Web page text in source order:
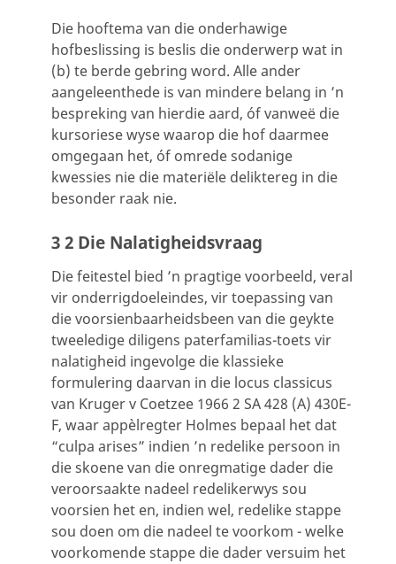
Die hooftema van die onderhawige
hofbeslissing is beslis die onderwerp wat in
(b) te berde gebring word. Alle ander
aangeleenthede is van mindere belang in ’n
bespreking van hierdie aard, óf vanweë die
kursoriese wyse waarop die hof daarmee
omgegaan het, óf omrede sodanige
kwessies nie die materiële deliktereg in die
besonder raak nie.
3 2 Die Nalatigheidsvraag
Die feitestel bied ’n pragtige voorbeeld, veral
vir onderrigdoeleindes, vir toepassing van
die voorsienbaarheidsbeen van die geykte
tweeledige diligens paterfamilias-toets vir
nalatigheid ingevolge die klassieke
formulering daarvan in die locus classicus
van Kruger v Coetzee 1966 2 SA 428 (A) 430E-
F, waar appèlregter Holmes bepaal het dat
“culpa arises” indien ’n redelike persoon in
die skoene van die onregmatige dader die
veroorsaakte nadeel redelikerwys sou
voorsien het en, indien wel, redelike stappe
sou doen om die nadeel te voorkom - welke
voorkomende stappe die dader versuim het